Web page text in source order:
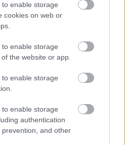
enable storage
cookies on web or
enable storage
the website or app.
enable storage
enable storage
authentication
and other
μια επιχείρηση, οκ.
President,
& Exporters
λόγο για την
χαρακτηρίζοντάς
καταστάσεις. «Μια
αντιμέτωπη από τον
ζωτικής σημασίας η
μια εταιρεία πρέπει
πληροφορίες και να μην